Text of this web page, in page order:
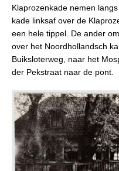
Klaprozenkade nemen langs
kade linksaf over de
een hele tippel. De ander
over het Noordhollandsch
Buiksloterweg, naar het
der Pekstraat naar de pont.